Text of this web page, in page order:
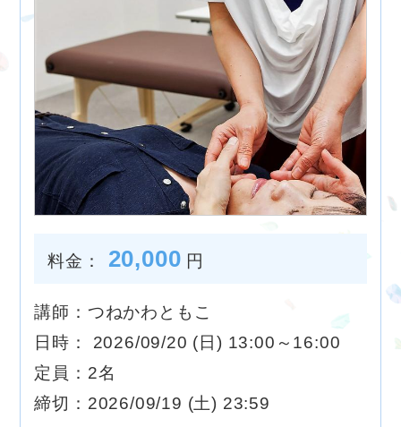
料金： 20,000 円
講師：つねかわともこ
日時： 2026/09/20 (日) 13:00～16:00
定員：2名
締切：2026/09/19 (土) 23:59